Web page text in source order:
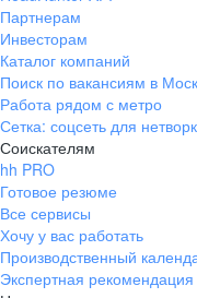
Партнерам
Инвесторам
Каталог компаний
Поиск по вакансиям в
Работа рядом с метро
Сетка: соцсеть для
Соискателям
hh PRO
Готовое резюме
Все сервисы
Хочу у вас работать
Производственный
Экспертная рекомендация